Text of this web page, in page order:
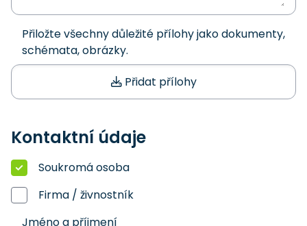
Přiložte všechny důležité přílohy jako dokumenty,
schémata, obrázky.
Přidat přílohy
Kontaktní údaje
Soukromá osoba
Firma / živnostník
Jméno a příjmení